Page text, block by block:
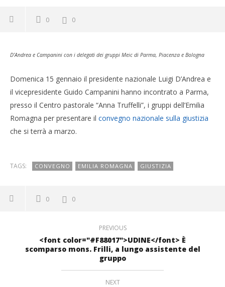
0 0
D’Andrea e Campanini con i delegati dei gruppi Meic di Parma, Piacenza e Bologna
Domenica 15 gennaio il presidente nazionale Luigi D’Andrea e
il vicepresidente Guido Campanini hanno incontrato a Parma,
presso il Centro pastorale “Anna Truffelli”, i gruppi dell’Emilia
Romagna per presentare il convegno nazionale sulla giustizia
che si terrà a marzo.
TAGS: CONVEGNO EMILIA ROMAGNA GIUSTIZIA
0 0
PREVIOUS
<font color="#F88017">UDINE</font> È
scomparso mons. Frilli, a lungo assistente del
gruppo
NEXT